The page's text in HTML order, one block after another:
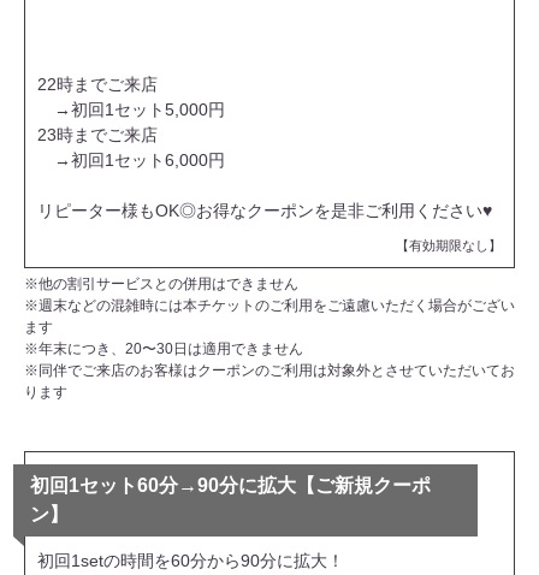
22時までご来店
→初回1セット5,000円
23時までご来店
→初回1セット6,000円
リピーター様もOK◎お得なクーポンを是非ご利用ください♥
【有効期限なし】
※他の割引サービスとの併用はできません
※週末などの混雑時には本チケットのご利用をご遠慮いただく場合がござい
ます
※年末につき、20〜30日は適用できません
※同伴でご来店のお客様はクーポンのご利用は対象外とさせていただいてお
ります
初回1セット60分→90分に拡大【ご新規クーポ
ン】
初回1setの時間を60分から90分に拡大！